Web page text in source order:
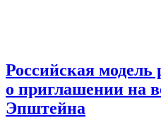
Российская модель
о приглашении на
Эпштейна